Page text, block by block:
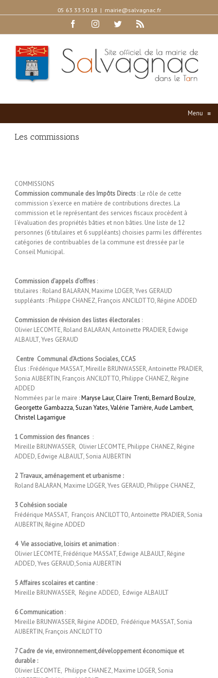
05 63 33 50 18 | mairie@salvagnac.fr
FacebookInstagramTwitter
Menu ≡
Les commissions
COMMISSIONS
Commission communale des Impôts Directs : Le rôle de cette
commission s’exerce en matière de contributions directes. La
commission et le représentant des services fiscaux procèdent à
l’évaluation des propriétés bâties et non bâties. Une liste de 12
personnes (6 titulaires et 6 suppléants) choisies parmi les différentes
catégories de contribuables de la commune est dressée par le
Conseil Municipal.
Commission d’appels d’offres :
titulaires : Roland BALARAN, Maxime LOGER, Yves GERAUD
suppléants : Philippe CHANEZ, François ANCILOTTO, Régine ADDED
Commission de révision des listes électorales :
Olivier LECOMTE, Roland BALARAN, Antoinette PRADIER, Edwige
ALBAULT, Yves GERAUD
Centre Communal d’Actions Sociales, CCAS
Élus : Frédérique MASSAT, Mireille BRUNWASSER, Antoinette PRADIER,
Sonia AUBERTIN, François ANCILOTTO, Philippe CHANEZ, Régine
ADDED
Nommées par le maire :Maryse Laur, Claire Trenti, Bernard Boulze,
Georgette Gambazza, Suzan Yates, Valérie Tarrière, Aude Lambert,
Christel Lagarrigue
1 Commission des finances :
Mireille BRUNWASSER, Olivier LECOMTE, Philippe CHANEZ, Régine
ADDED, Edwige ALBAULT, Sonia AUBERTIN
2 Travaux, aménagement et urbanisme :
Roland BALARAN, Maxime LOGER, Yves GERAUD, Philippe CHANEZ,
3 Cohésion sociale
Frédérique MASSAT, François ANCILOTTO, Antoinette PRADIER, Sonia
AUBERTIN, Régine ADDED
4 Vie associative, loisirs et animation :
Olivier LECOMTE, Frédérique MASSAT, Edwige ALBAULT, Régine
ADDED, Yves GERAUD,Sonia AUBERTIN
5Affaires scolaires et cantine :
Mireille BRUNWASSER, Régine ADDED, Edwige ALBAULT
6 Communication :
Mireille BRUNWASSER, Régine ADDED, Frédérique MASSAT, Sonia
AUBERTIN, François ANCILOTTO
7 Cadre de vie, environnement,développement économique et
durable :
Olivier LECOMTE, Philippe CHANEZ, Maxime LOGER, Sonia